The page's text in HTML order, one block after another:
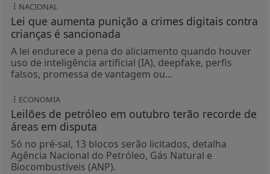
NACIONAL
Lei que aumenta punição a crimes digitais contra
crianças é sancionada
A lei endurece a pena do aliciamento quando houver
uso de inteligência artificial (IA), deepfake, perfis
falsos, promessa de vantagem ou...
ECONOMIA
Leilões de petróleo em outubro terão recorde de
áreas em disputa
Só no pré-sal, 13 blocos serão licitados, detalha
Agência Nacional do Petróleo, Gás Natural e
Biocombustíveis (ANP).